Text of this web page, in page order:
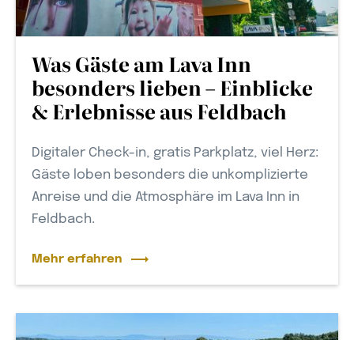
Was Gäste am Lava Inn
besonders lieben – Einblicke
& Erlebnisse aus Feldbach
Digitaler Check-in, gratis Parkplatz, viel Herz:
Gäste loben besonders die unkomplizierte
Anreise und die Atmosphäre im Lava Inn in
Feldbach.
Mehr erfahren